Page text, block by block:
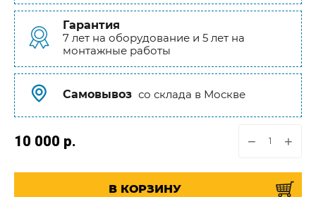
Гарантия
7 лет на оборудование и 5 лет на
монтажные работы
Самовывоз со склада в Москве
10 000 р. − +
В КОРЗИНУ